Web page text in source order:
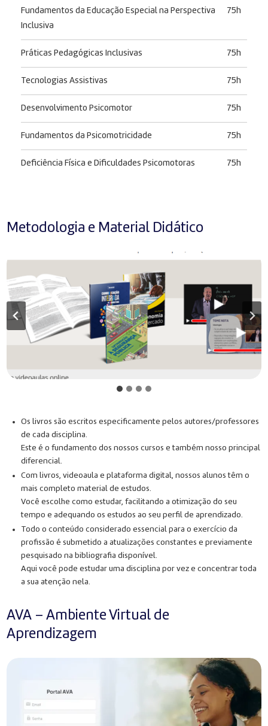
Fundamentos da Educação Especial na Perspectiva
Inclusiva
75h
Práticas Pedagógicas Inclusivas 75h
Tecnologias Assistivas 75h
Desenvolvimento Psicomotor 75h
Fundamentos da Psicomotricidade 75h
Deficiência Física e Dificuldades Psicomotoras 75h
Metodologia e Material Didático
Os livros são escritos especificamente pelos autores/professores
de cada disciplina.
Este é o fundamento dos nossos cursos e também nosso principal
diferencial.
Com livros, videoaula e plataforma digital, nossos alunos têm o
mais completo material de estudos.
Você escolhe como estudar, facilitando a otimização do seu
tempo e adequando os estudos ao seu perfil de aprendizado.
Todo o conteúdo considerado essencial para o exercício da
profissão é submetido a atualizações constantes e previamente
pesquisado na bibliografia disponível.
Aqui você pode estudar uma disciplina por vez e concentrar toda
a sua atenção nela.
AVA – Ambiente Virtual de
Aprendizagem